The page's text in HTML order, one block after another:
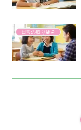
日常の取り組み